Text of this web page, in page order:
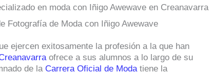
en moda con Iñigo Awewave en Creanavarra
ejercen exitosamente la profesión a la que han
ofrece a sus alumnos a lo largo de su
de la Carrera Oficial de Moda tiene la